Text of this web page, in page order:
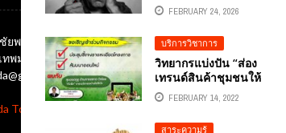
คิด’ มุมมองใหม่ที่
นักการศึกษาและคน
ทำงานยุคดิจิทัลต้อง
ตระหนัก โดย
อ.ดร.ต้นรัก ธวัชชัย
สุขสีดา
FEBRUARY 24, 2026
บริการวิชาการ
วิทยากรแบ่งปัน “ส่อง
เทรนด์สินค้าชุมชนให้
รู้ ชูการขายให้ปังใน
โลกออนไลน์” พลิก
วิกฤต สู่ชุมชน
FEBRUARY 14, 2022
สาระความรู้
ยพฤกษ์ ซอยออเงิน แขวงออเงิน
ทพมหานคร 10220
Tonrak Tawatchai